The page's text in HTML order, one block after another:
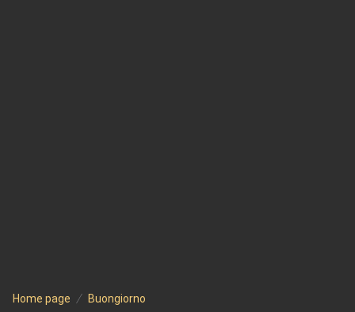
Home page Buongiorno